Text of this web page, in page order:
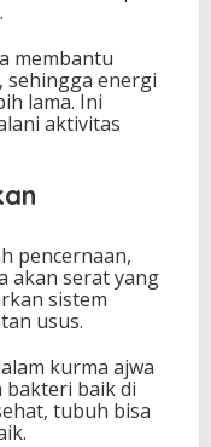
membantu
sehingga energi
lama. Ini
aktivitas
pencernaan,
akan serat yang
sistem
usus.
kurma ajwa
baik di
tubuh bisa